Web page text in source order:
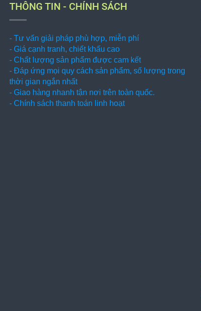
THÔNG TIN - CHÍNH SÁCH
- Tư vấn giải pháp phù hợp, miễn phí
- Giá cạnh tranh, chiết khấu cao
- Chất lượng sản phẩm được cam kết
- Đáp ứng mọi quy cách sản phẩm, số lượng trong
thời gian ngắn nhất
- Giao hàng nhanh tận nơi trên toàn quốc.
- Chính sách thanh toán linh hoạt